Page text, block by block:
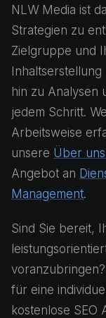
NLW Media ist
Strategien zu
Zielgruppe und
hin zu Analysen
jedem Schritt.
Arbeitsweise
unsere Über
Angebot an
Management.
Sind Sie bereit,
für eine
kostenlose SEO